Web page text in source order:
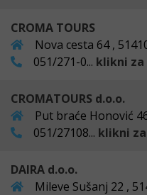
CROMA TOURS
Nova cesta 64 ,
051/271-0... klikni za
CROMATOURS d.o.o.
Put braće Honović
051/27108... klikni
DAIRA d.o.o.
Mileve Sušanj 22 ,